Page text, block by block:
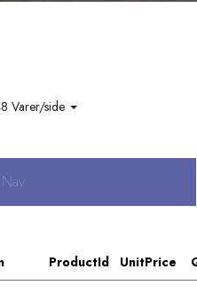
Varer/side
ProductId UnitPrice